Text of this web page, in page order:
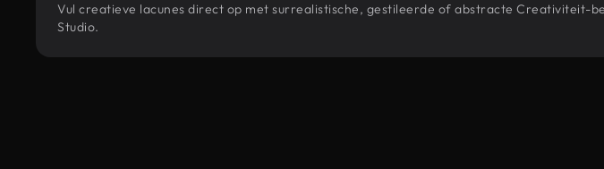
Vul creatieve lacunes direct op met surrealistische, gestileerde of abstracte Creativiteit-
Studio.